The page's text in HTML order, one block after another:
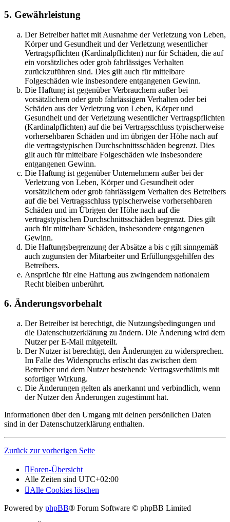
5. Gewährleistung
Der Betreiber haftet mit Ausnahme der Verletzung von Leben,
Körper und Gesundheit und der Verletzung wesentlicher
Vertragspflichten (Kardinalpflichten) nur für Schäden, die auf
ein vorsätzliches oder grob fahrlässiges Verhalten
zurückzuführen sind. Dies gilt auch für mittelbare
Folgeschäden wie insbesondere entgangenen Gewinn.
Die Haftung ist gegenüber Verbrauchern außer bei
vorsätzlichem oder grob fahrlässigem Verhalten oder bei
Schäden aus der Verletzung von Leben, Körper und
Gesundheit und der Verletzung wesentlicher Vertragspflichten
(Kardinalpflichten) auf die bei Vertragsschluss typischerweise
vorhersehbaren Schäden und im übrigen der Höhe nach auf
die vertragstypischen Durchschnittsschäden begrenzt. Dies
gilt auch für mittelbare Folgeschäden wie insbesondere
entgangenen Gewinn.
Die Haftung ist gegenüber Unternehmern außer bei der
Verletzung von Leben, Körper und Gesundheit oder
vorsätzlichem oder grob fahrlässigem Verhalten des Betreibers
auf die bei Vertragsschluss typischerweise vorhersehbaren
Schäden und im Übrigen der Höhe nach auf die
vertragstypischen Durchschnittsschäden begrenzt. Dies gilt
auch für mittelbare Schäden, insbesondere entgangenen
Gewinn.
Die Haftungsbegrenzung der Absätze a bis c gilt sinngemäß
auch zugunsten der Mitarbeiter und Erfüllungsgehilfen des
Betreibers.
Ansprüche für eine Haftung aus zwingendem nationalem
Recht bleiben unberührt.
6. Änderungsvorbehalt
Der Betreiber ist berechtigt, die Nutzungsbedingungen und
die Datenschutzerklärung zu ändern. Die Änderung wird dem
Nutzer per E-Mail mitgeteilt.
Der Nutzer ist berechtigt, den Änderungen zu widersprechen.
Im Falle des Widerspruchs erlischt das zwischen dem
Betreiber und dem Nutzer bestehende Vertragsverhältnis mit
sofortiger Wirkung.
Die Änderungen gelten als anerkannt und verbindlich, wenn
der Nutzer den Änderungen zugestimmt hat.
Informationen über den Umgang mit deinen persönlichen Daten
sind in der Datenschutzerklärung enthalten.
Zurück zur vorherigen Seite
Foren-Übersicht
Alle Zeiten sind UTC+02:00
Alle Cookies löschen
Powered by phpBB® Forum Software © phpBB Limited